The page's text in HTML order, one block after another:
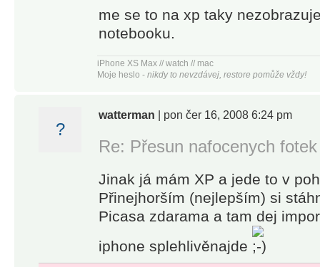
me se to na xp taky
notebooku.
iPhone XS Max // watch // mac
Moje heslo - nikdy to nevzdávej, restore pomůže vždy!
?
watterman | pon čer 16, 2008 6:24 pm
Re: Přesun nafocenych
Jinak já mám XP a jede to v
Přinejhorším (nejlepším) si
Picasa zdarama a tam dej
iphone splehlivěnajde